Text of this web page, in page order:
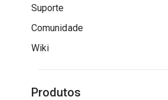
Suporte
Comunidade
Wiki
Produtos